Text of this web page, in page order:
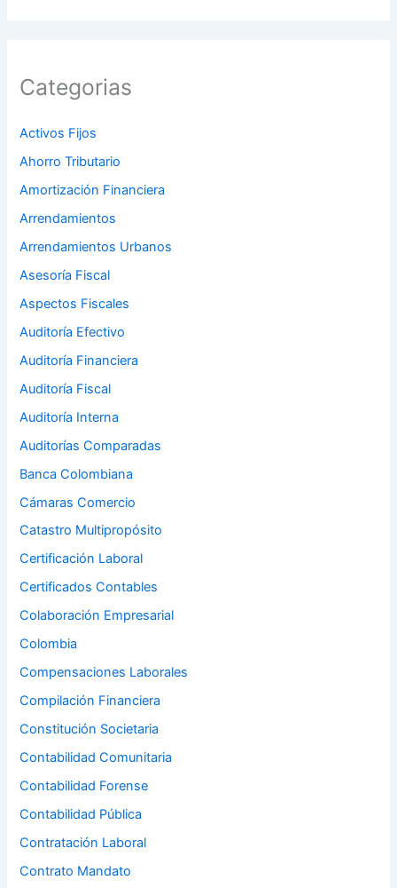
Categorias
Activos Fijos
Ahorro Tributario
Amortización Financiera
Arrendamientos
Arrendamientos Urbanos
Asesoría Fiscal
Aspectos Fiscales
Auditoría Efectivo
Auditoría Financiera
Auditoría Fiscal
Auditoría Interna
Auditorías Comparadas
Banca Colombiana
Cámaras Comercio
Catastro Multipropósito
Certificación Laboral
Certificados Contables
Colaboración Empresarial
Colombia
Compensaciones Laborales
Compilación Financiera
Constitución Societaria
Contabilidad Comunitaria
Contabilidad Forense
Contabilidad Pública
Contratación Laboral
Contrato Mandato